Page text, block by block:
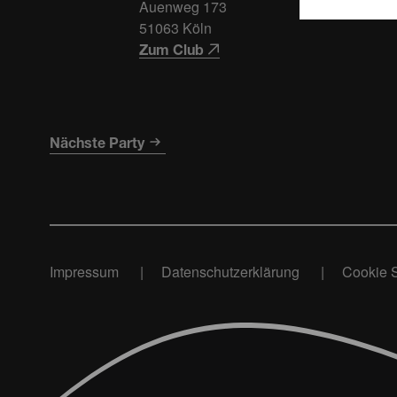
Auenweg 173
51063 Köln
Zum Club
Nächste Party
Impressum Datenschutzerklärung Cookie